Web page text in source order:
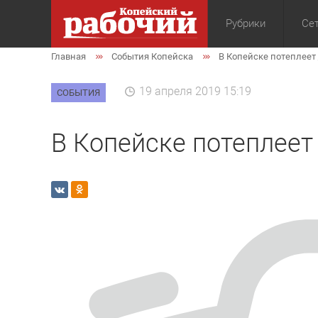
Рубрики
Общество
Главная События Копейска В Копейске потеплеет
СОБЫТИЯ 19 апреля 2019 15:19
В Копейске